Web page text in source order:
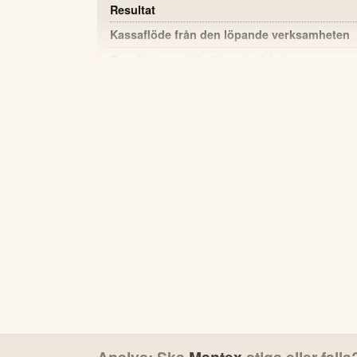
Resultat
Kassaflöde från den löpande verksamheten